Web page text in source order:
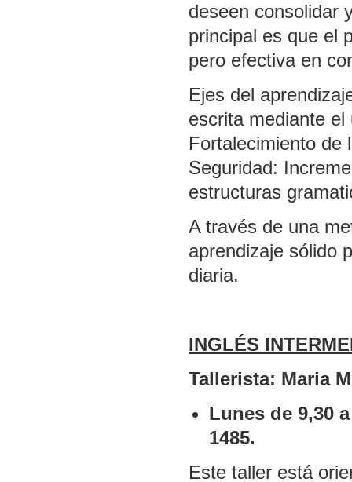
deseen consolidar
principal es que el
pero efectiva en
Ejes del
escrita mediante
Fortalecimiento de
Seguridad:
estructuras
A través de una
aprendizaje sólido
diaria.
INGLÉS
Tallerista: Maria
Lunes de 9,30
1485.
Este taller está